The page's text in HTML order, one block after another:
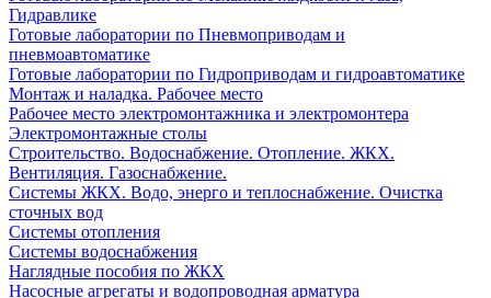
Гидравлике
Готовые лаборатории по Пневмоприводам и
пневмоавтоматике
Готовые лаборатории по Гидроприводам и гидроавтоматике
Монтаж и наладка. Рабочее место
Рабочее место электромонтажника и электромонтера
Электромонтажные столы
Строительство. Водоснабжение. Отопление. ЖКХ.
Вентиляция. Газоснабжение.
Системы ЖКХ. Водо, энерго и теплоснабжение. Очистка
сточных вод
Системы отопления
Системы водоснабжения
Наглядные пособия по ЖКХ
Насосные агрегаты и водопроводная арматура